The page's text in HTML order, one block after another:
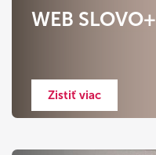
WEB SLOVO+
Zistiť viac